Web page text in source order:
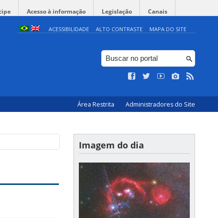
Acesso à informação Legislação Canais
ACESSIBILIDADE ALTO CONTRASTE MAPA DO SITE
Área Restrita Administradores do Site
Imagem do dia